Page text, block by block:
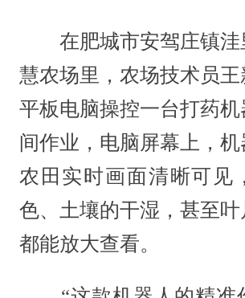
在肥城市安驾庄镇洼
慧农场里，农场技术员王
平板电脑操控一台打药机
间作业，电脑屏幕上，
农田实时画面清晰可见
色、土壤的干湿，甚至
都能放大查看。